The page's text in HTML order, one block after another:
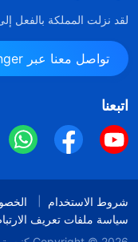
لقد نزلت المملكة بالفعل
تواصل معنا عبر Messenger
اتبعنا
شروط الاستخدام
سياسة ملفات تعريف